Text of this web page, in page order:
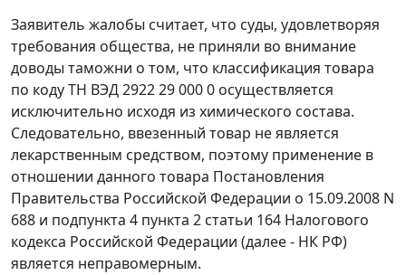
Заявитель жалобы считает, что суды, удовлетворяя
требования общества, не приняли во внимание
доводы таможни о том, что классификация товара
по кодуТН ВЭД 2922 29 000 0 осуществляется
исключительно исходя из химического состава.
Следовательно, ввезенный товар не является
лекарственным средством, поэтому применение в
отношении данного товара Постановления
Правительства Российской Федерации о 15.09.2008 N
688 и подпункта 4 пункта 2 статьи 164 Налогового
кодекса Российской Федерации (далее - НК РФ)
является неправомерным.